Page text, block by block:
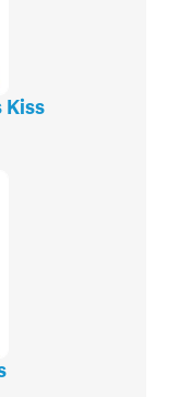
Kiss